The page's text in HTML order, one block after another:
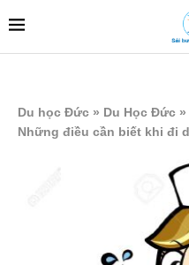
Du học Đức » Du Học Đức »
Những điều cần biết khi đi